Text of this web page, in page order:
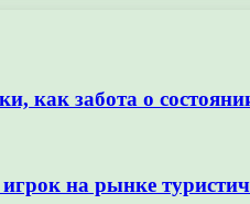
как забота о
на рынке